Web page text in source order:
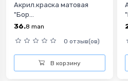
Акрил.краска матовая
"Бор...
36.8 man
0 отзыв(ов)
В корзину